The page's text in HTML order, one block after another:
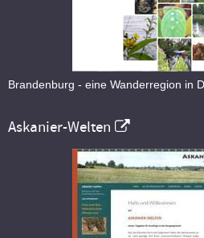
Brandenburg - eine Wanderregion in
Askanier-Welten